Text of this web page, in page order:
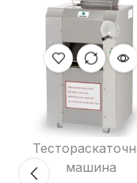
машина